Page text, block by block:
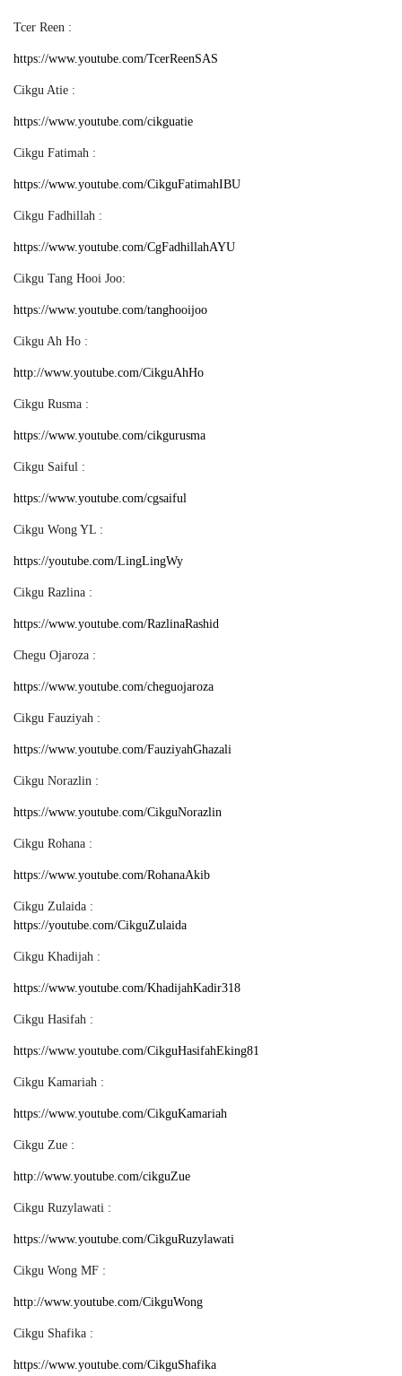
Tcer Reen :
https://www.youtube.com/TcerReenSAS
Cikgu Atie :
https://www.youtube.com/cikguatie
Cikgu Fatimah :
https://www.youtube.com/CikguFatimahIBU
Cikgu Fadhillah :
https://www.youtube.com/CgFadhillahAYU
Cikgu Tang Hooi Joo:
https://www.youtube.com/tanghooijoo
Cikgu Ah Ho :
http://www.youtube.com/CikguAhHo
Cikgu Rusma :
https://www.youtube.com/cikgurusma
Cikgu Saiful :
https://www.youtube.com/cgsaiful
Cikgu Wong YL :
https://youtube.com/LingLingWy
Cikgu Razlina :
https://www.youtube.com/RazlinaRashid
Chegu Ojaroza :
https://www.youtube.com/cheguojaroza
Cikgu Fauziyah :
https://www.youtube.com/FauziyahGhazali
Cikgu Norazlin :
https://www.youtube.com/CikguNorazlin
Cikgu Rohana :
https://www.youtube.com/RohanaAkib
Cikgu Zulaida :
https://youtube.com/CikguZulaida
Cikgu Khadijah :
https://www.youtube.com/KhadijahKadir318
Cikgu Hasifah :
https://www.youtube.com/CikguHasifahEking81
Cikgu Kamariah :
https://www.youtube.com/CikguKamariah
Cikgu Zue :
http://www.youtube.com/cikguZue
Cikgu Ruzylawati :
https://www.youtube.com/CikguRuzylawati
Cikgu Wong MF :
http://www.youtube.com/CikguWong
Cikgu Shafika :
https://www.youtube.com/CikguShafika